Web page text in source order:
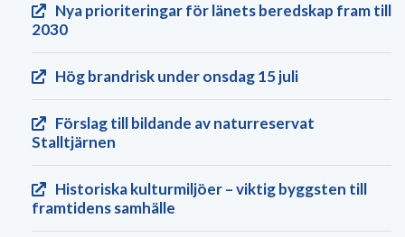
Nya prioriteringar för länets beredskap fram till
2030
Hög brandrisk under onsdag 15 juli
Förslag till bildande av naturreservat
Stalltjärnen
Historiska kulturmiljöer – viktig byggsten till
framtidens samhälle